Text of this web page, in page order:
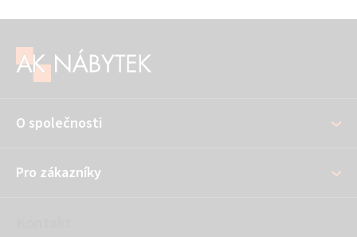
O společnosti
Pro zákazníky